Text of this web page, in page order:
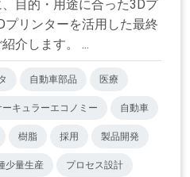
目的・用途に合った3Dプ
プリンターを活用した最終
介します。 ...
自動車部品 医療
ーキュラーエコノミー 自動車
樹脂 採用 製品開発
少量生産 プロセス設計